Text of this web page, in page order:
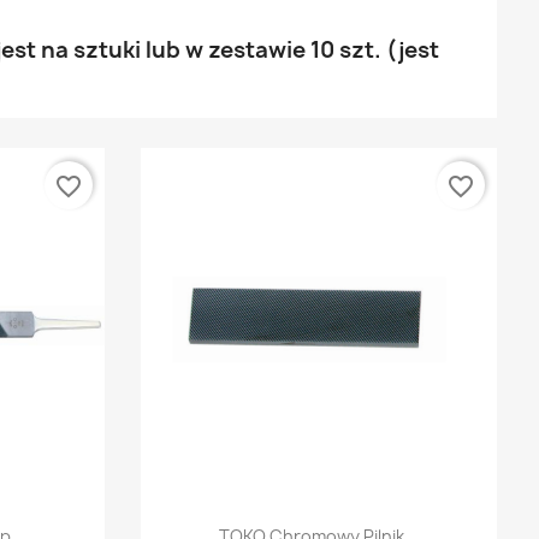
na sztuki lub w zestawie 10 szt. (jest
favorite_border
Szybki podgląd
favorite_border